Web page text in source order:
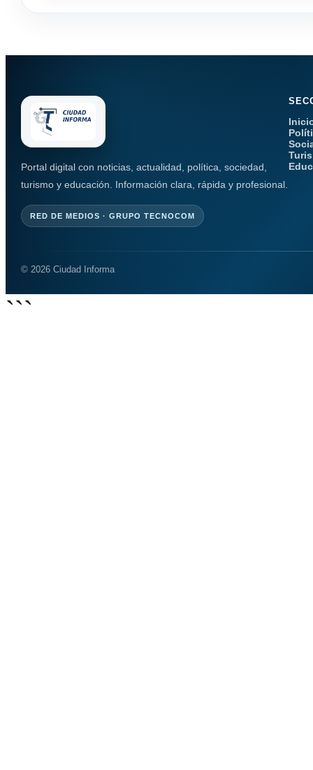
Portal digital con noticias, actualidad, política, sociedad,
turismo y educación. Información clara, rápida y profesional.
RED DE MEDIOS · GRUPO TECNOCOM
© 2026 Ciudad Informa
```